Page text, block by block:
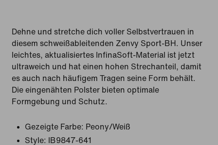
Dehne und stretche dich voller Selbstvertrauen in
diesem schweißableitenden Zenvy Sport-BH. Unser
leichtes, aktualisiertes InfinaSoft-Material ist jetzt
ultraweich und hat einen hohen Strechanteil, damit
es auch nach häufigem Tragen seine Form behält.
Die eingenähten Polster bieten optimale
Formgebung und Schutz.
Gezeigte Farbe: Peony/Weiß
Style:
IB9847-641